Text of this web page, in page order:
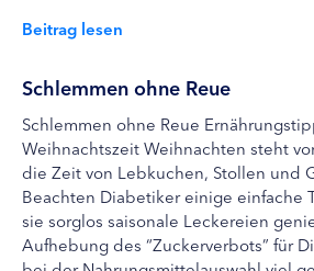
Beitrag lesen
Schlemmen ohne Reue
Schlemmen ohne Reue
Weihnachtszeit Weihnachten steht
die Zeit von Lebkuchen, Stollen und
Beachten Diabetiker einige einfache
sie sorglos saisonale Leckereien
Aufhebung des “Zuckerverbots” für